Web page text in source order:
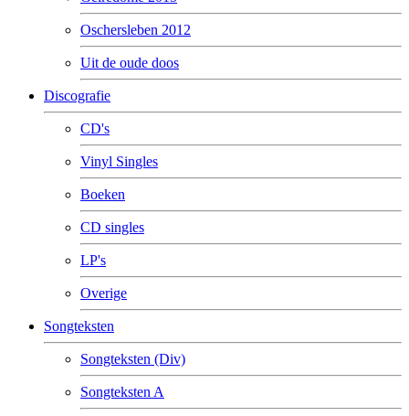
Oschersleben 2012
Uit de oude doos
Discografie
CD's
Vinyl Singles
Boeken
CD singles
LP's
Overige
Songteksten
Songteksten (Div)
Songteksten A